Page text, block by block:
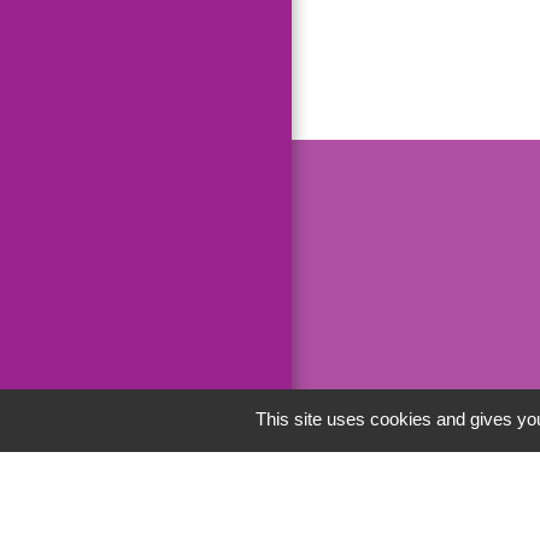
This site uses cookies and gives